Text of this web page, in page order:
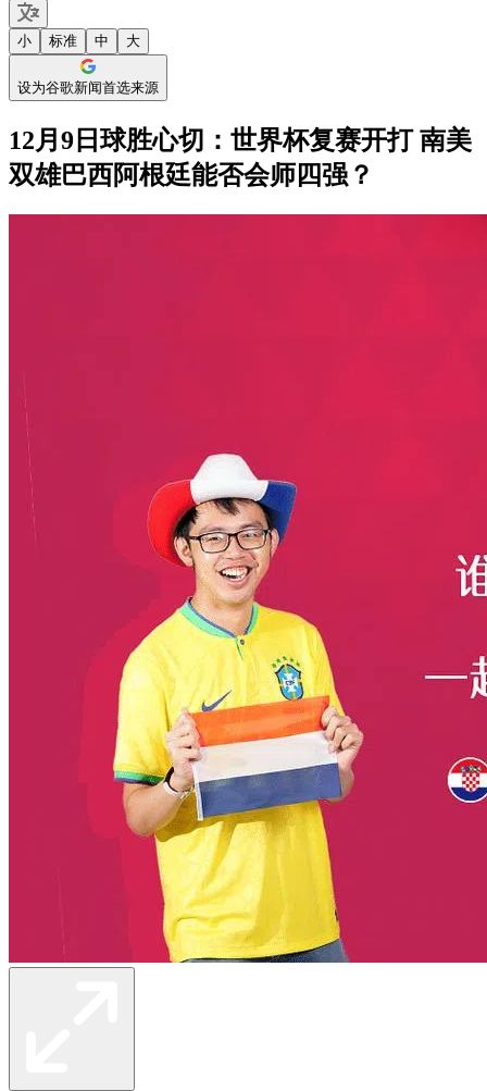
小 标准 中 大
设为谷歌新闻首选来源
12月9日球胜心切：世界杯复赛开打 南美
双雄巴西阿根廷能否会师四强？